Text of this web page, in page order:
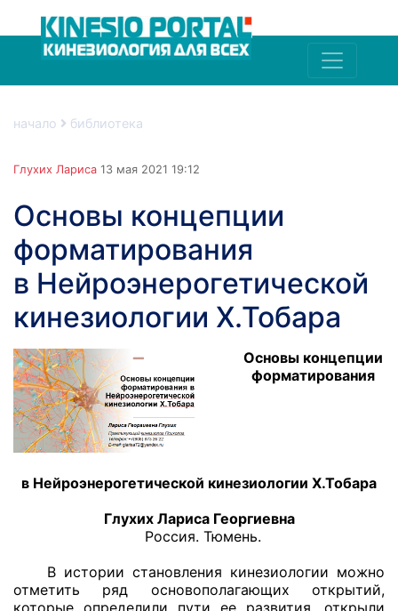
начало библиотека
Глухих Лариса 13 мая 2021 19:12
Основы концепции
форматирования
в Нейроэнерогетической
кинезиологии Х.Тобара
Основы концепции
форматирования
в Нейроэнерогетической кинезиологии Х.Тобара
Глухих Лариса Георгиевна
Россия. Тюмень.
В истории становления кинезиологии можно
отметить ряд основополагающих открытий,
которые определили пути ее развития, открыли